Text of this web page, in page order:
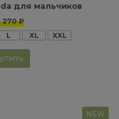
для мальчиков
270 ₽
L XL XXL
NEW